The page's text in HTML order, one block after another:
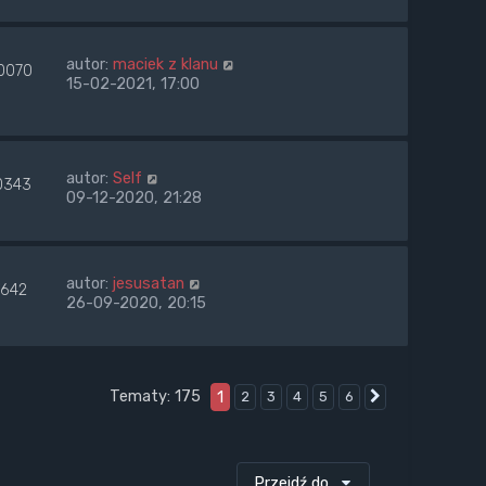
autor: maciek z klanu
15-02-2021, 17:00
autor: Self
09-12-2020, 21:28
autor: jesusatan
26-09-2020, 20:15
Tematy: 175 1 2 3 4 5 6